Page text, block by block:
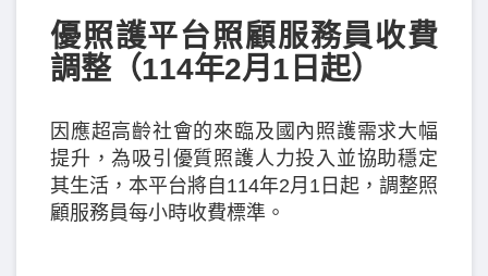
優照護平台照顧服務員收費
調整（114年2月1日起）
因應超高齡社會的來臨及國內照護需求大幅
提升，為吸引優質照護人力投入並協助穩定
其生活，本平台將自114年2月1日起，調整照
顧服務員每小時收費標準。